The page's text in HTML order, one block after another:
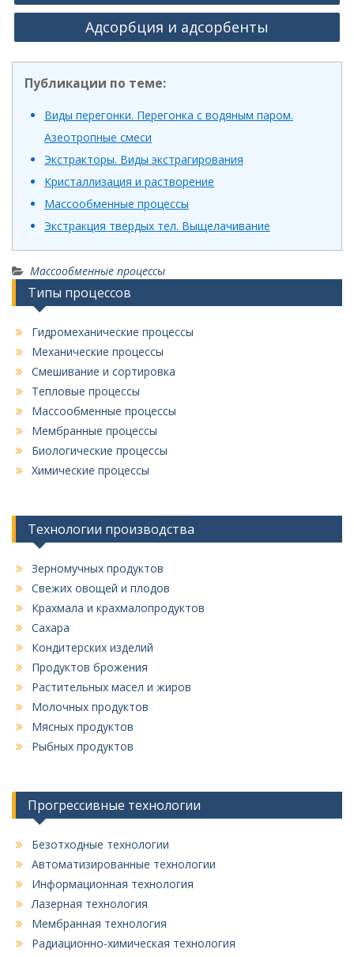
Адсорбция и адсорбенты
Публикации по теме:
Виды перегонки. Перегонка с водяным паром.
Азеотропные смеси
Экстракторы. Виды экстрагирования
Кристаллизация и растворение
Массообменные процессы
Экстракция твердых тел. Выщелачивание
Массообменные процессы
Типы процессов
Гидромеханические процессы
Механические процессы
Смешивание и сортировка
Тепловые процессы
Массообменные процессы
Мембранные процессы
Биологические процессы
Химические процессы
Технологии производства
Зерномучных продуктов
Свежих овощей и плодов
Крахмала и крахмалопродуктов
Сахара
Кондитерских изделий
Продуктов брожения
Растительных масел и жиров
Молочных продуктов
Мясных продуктов
Рыбных продуктов
Прогрессивные технологии
Безотходные технологии
Автоматизированные технологии
Информационная технология
Лазерная технология
Мембранная технология
Радиационно-химическая технология